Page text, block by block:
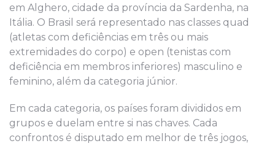
em Alghero, cidade da província da Sardenha, na
Itália. O Brasil será representado nas classes quad
(atletas com deficiências em três ou mais
extremidades do corpo) e open (tenistas com
deficiência em membros inferiores) masculino e
feminino, além da categoria júnior.
Em cada categoria, os países foram divididos em
grupos e duelam entre si nas chaves. Cada
confrontos é disputado em melhor de três jogos,